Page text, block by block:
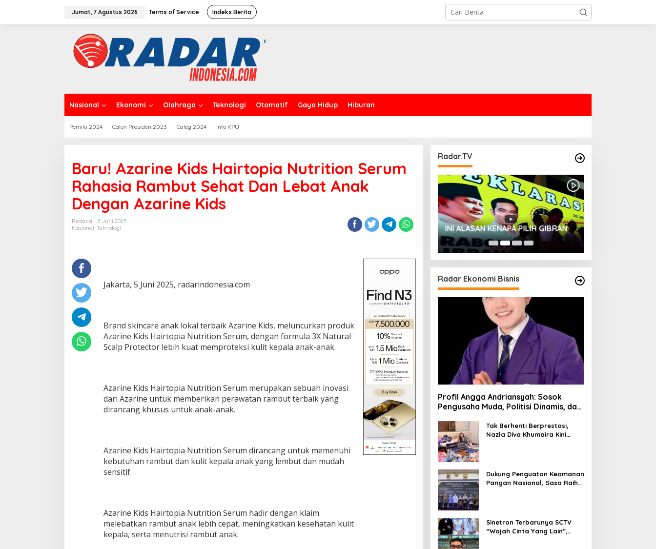
Jumat, 7 Agustus 2026 Terms of Service Indeks Berita
Nasional Ekonomi Olahraga Teknologi Otomatif Gaya Hidup Hiburan
Pemilu 2024 Calon Presiden 2023 Caleg 2024 Info KPU
Baru! Azarine Kids Hairtopia Nutrition Serum
Rahasia Rambut Sehat Dan Lebat Anak
Dengan Azarine Kids
Redaksi
5 Juni 2025
Nasional, Teknologi
Jakarta, 5 Juni 2025, radarindonesia.com
Brand skincare anak lokal terbaik Azarine Kids, meluncurkan produk
Azarine Kids Hairtopia Nutrition Serum, dengan formula 3X Natural
Scalp Protector lebih kuat memproteksi kulit kepala anak-anak.
Azarine Kids Hairtopia Nutrition Serum merupakan sebuah inovasi
dari Azarine untuk memberikan perawatan rambut terbaik yang
dirancang khusus untuk anak-anak.
Azarine Kids Hairtopia Nutrition Serum dirancang untuk memenuhi
kebutuhan rambut dan kulit kepala anak yang lembut dan mudah
sensitif.
Azarine Kids Hairtopia Nutrition Serum hadir dengan klaim
melebatkan rambut anak lebih cepat, meningkatkan kesehatan kulit
kepala, serta menutrisi rambut anak.
Radar.TV
INI ALASAN KENAPA PILIH GIBRAN
Radar Ekonomi Bisnis
Profil Angga Andriansyah: Sosok
Pengusaha Muda, Politisi Dinamis, dan
MenginspirasiTak Berhenti Berprestasi,
Nazla Diva Khumaira Kini
Dukung Penguatan Keamanan
Pangan Nasional, Sasa Raih
Sinetron Terbarunya SCTV
“Wajah Cinta Yang Lain”,